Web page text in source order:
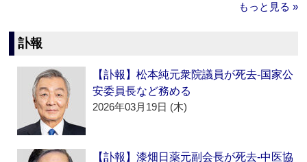
もっと見る »
訃報
【訃報】松本純元衆院議員が死去‐国家公
安委員長など務める
2026年03月19日 (木)
【訃報】漆畑日薬元副会長が死去‐中医協